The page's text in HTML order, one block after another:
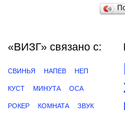
«ВИЗГ» связано с:
СВИНЬЯ НАПЕВ НЕП
КУСТ МИНУТА ОСА
РОКЕР КОМНАТА ЗВУК